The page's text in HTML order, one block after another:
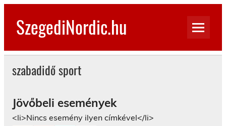
Skip
contentSzegediNordic.hu
szabadidő sport
Jövőbeli események
<li>Nincs esemény ilyen címkével</li>